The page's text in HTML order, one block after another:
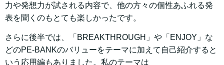
力や発想力が試される内容で、他の方々の個性あふれる発
表を聞くのもとても楽しかったです。
さらに後半では、「BREAKTHROUGH」や「ENJOY」な
どのPE-BANKのバリューをテーマに加えて自己紹介すると
いう応用編もありました。私のテーマは